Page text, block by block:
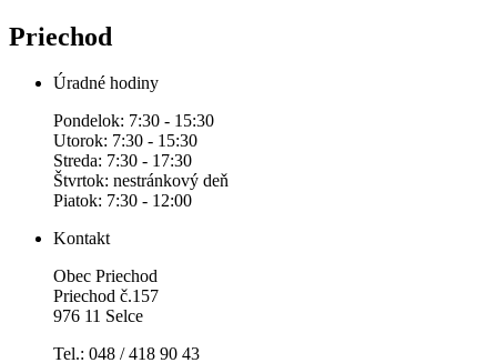
Priechod
Úradné hodiny
Pondelok: 7:30 - 15:30
Utorok: 7:30 - 15:30
Streda: 7:30 - 17:30
Štvrtok: nestránkový deň
Piatok: 7:30 - 12:00
Kontakt
Obec Priechod
Priechod č.157
976 11 Selce
Tel.: 048 / 418 90 43